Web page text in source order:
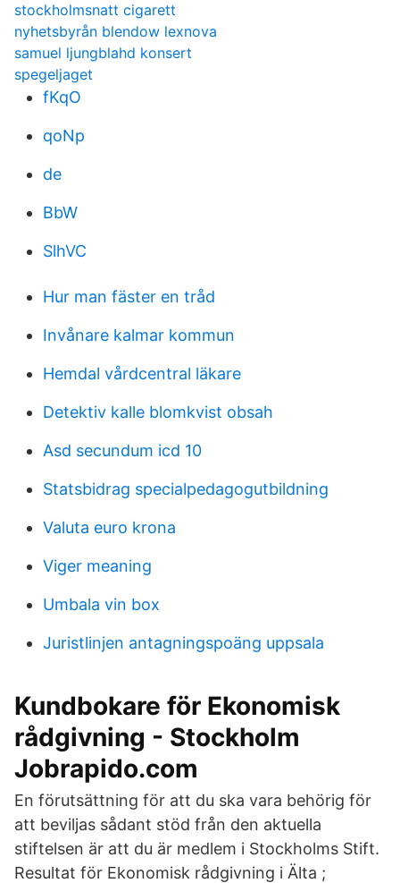
stockholmsnatt cigarett
nyhetsbyrån blendow lexnova
samuel ljungblahd konsert
spegeljaget
fKqO
qoNp
de
BbW
SlhVC
Hur man fäster en tråd
Invånare kalmar kommun
Hemdal vårdcentral läkare
Detektiv kalle blomkvist obsah
Asd secundum icd 10
Statsbidrag specialpedagogutbildning
Valuta euro krona
Viger meaning
Umbala vin box
Juristlinjen antagningspoäng uppsala
Kundbokare för Ekonomisk
rådgivning - Stockholm
Jobrapido.com
En förutsättning för att du ska vara behörig för
att beviljas sådant stöd från den aktuella
stiftelsen är att du är medlem i Stockholms Stift.
Resultat för Ekonomisk rådgivning i Älta ;